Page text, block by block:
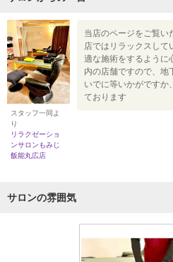
スタッフ一同よ
り
リラクゼーショ
ンサロンもみじ
飯能丸広店
当店のページをご覧い
店ではリラックスして
適な施術をするように
内の店舗ですので、地
いでに等いかがですか
ております
サロンの雰囲気